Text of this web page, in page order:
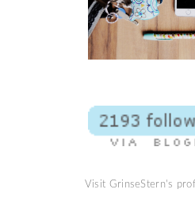
Visit GrinseStern's